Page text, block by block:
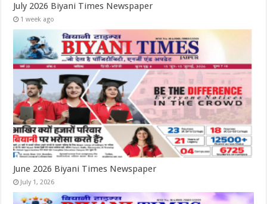
July 2026 Biyani Times Newspaper
1 week ago
June 2026 Biyani Times Newspaper
July 1, 2026